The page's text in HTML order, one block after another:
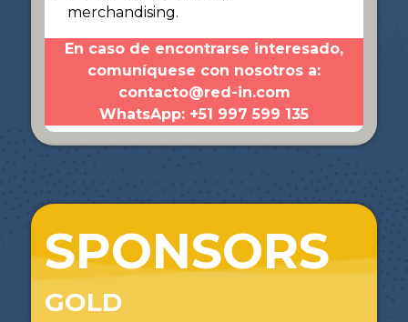
merchandising.
En caso de encontrarse interesado,
comuníquese con nosotros a:
contacto@red-in.com
WhatsApp: +51 997 599 135
SPONSORS
GOLD